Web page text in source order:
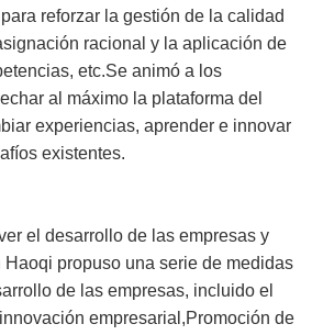
reforzar la gestión de la calidad
racional y la aplicación de
etc.Se animó a los
al máximo la plataforma del
experiencias, aprender e innovar
existentes.
el desarrollo de las empresas y
Haoqi propuso una serie de medidas
de las empresas, incluido el
empresarial,Promoción de